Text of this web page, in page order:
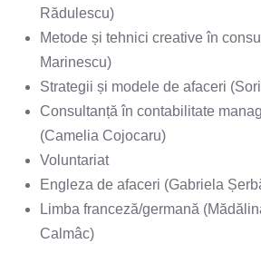
Rădulescu)
Metode și tehnici creative în
Marinescu)
Strategii și modele de afaceri
Consultanță în contabilitate
(Camelia Cojocaru)
Voluntariat
Engleza de afaceri (Gabriela
Limba franceză/germană
Calmâc)